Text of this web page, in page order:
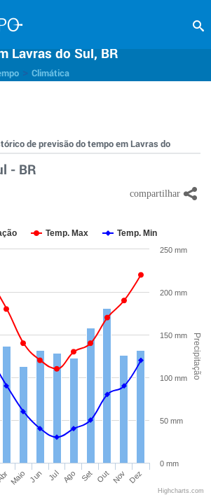
Lavras do Sul, BR
Climática
de previsão do tempo em Lavras do
- BR
Precipitação
Temp. Max Temp. Min
Maio Jun Jul Ago Set Out Nov Dez
0 mm
50 mm
100 mm
150 mm
200 mm
250 mm
Highcharts.com